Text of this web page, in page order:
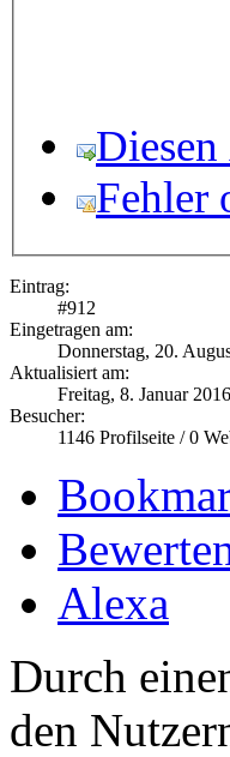
Fehler
Eintrag:
#912
Eingetragen am:
Donnerstag, 20.
Aktualisiert am:
Freitag, 8. Januar
Besucher:
1146 Profilseite /0
Alexa
Durch
den